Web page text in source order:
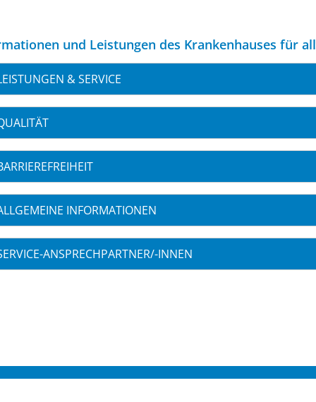
und Leistungen des Krankenhauses für
& SERVICE
INFORMATIONEN
ANSPRECHPARTNER/-INNEN